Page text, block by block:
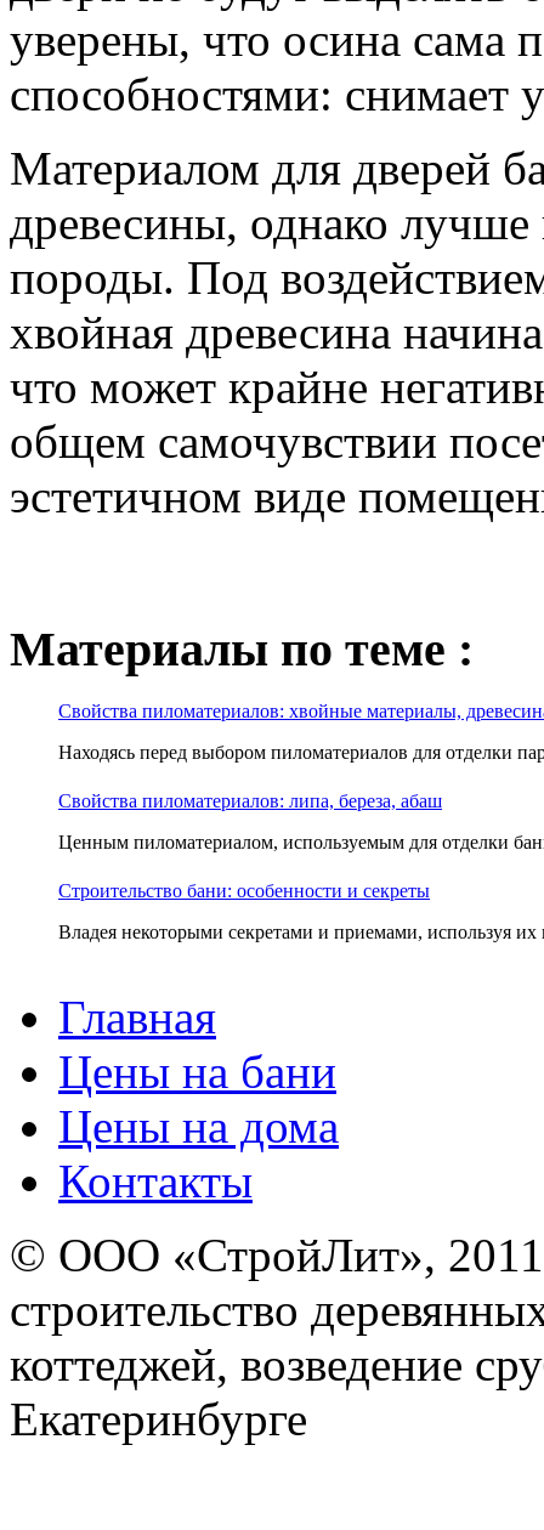
уверены, что осина сама
способностями: снимает
Материалом для дверей
древесины, однако лучше
породы. Под
хвойная древесина
что может крайне
общем самочувствии
эстетичном виде
Материалы по теме :
Свойства пиломатериалов: хвойные материалы,
Находясь перед выбором пиломатериалов для отделки
Свойства пиломатериалов: липа, береза, абаш
Ценным пиломатериалом, используемым для отделки
Строительство бани: особенности и секреты
Владея некоторыми секретами и приемами, используя
Главная
Цены на бани
Цены на дома
Контакты
© ООО «СтройЛит»,
строительство
коттеджей, возведение
Екатеринбурге